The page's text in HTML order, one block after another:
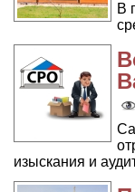
В
изыскания и